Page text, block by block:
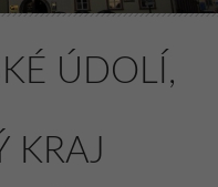
ÚDOLÍ,
KRAJ